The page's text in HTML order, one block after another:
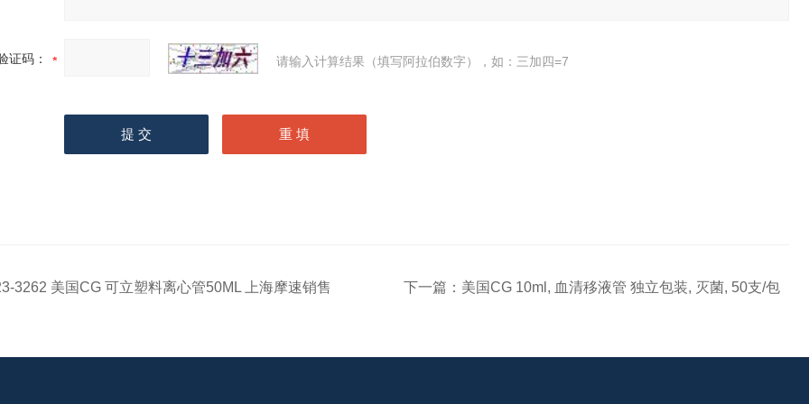
证码： 请输入计算结果（填写阿拉伯数字），如：三加四=7
3262 美国CG 可立塑料离心管50ML 上海摩速销售 下一篇： 美国CG 10ml, 血清移液管 独立包装, 灭菌, 50支/包